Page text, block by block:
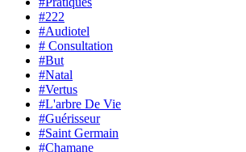
#222
#Audiotel
# Consultation
#But
#Natal
#Vertus
#L'arbre De Vie
#Guérisseur
#Saint Germain
#Chamane